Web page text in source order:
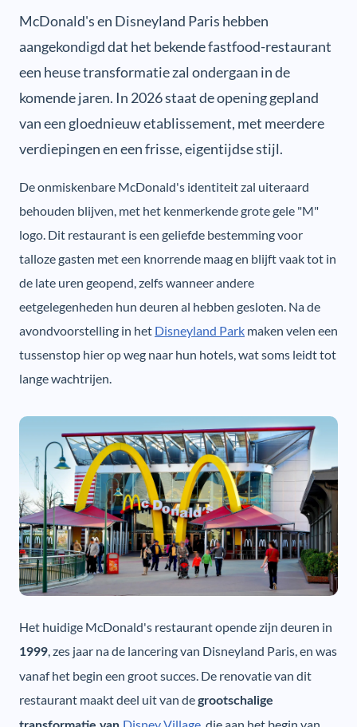
McDonald's en Disneyland Paris hebben
aangekondigd dat het bekende fastfood-restaurant
een heuse transformatie zal ondergaan in de
komende jaren. In 2026 staat de opening gepland
van een gloednieuw etablissement, met meerdere
verdiepingen en een frisse, eigentijdse stijl.
De onmiskenbare McDonald's identiteit zal uiteraard
behouden blijven, met het kenmerkende grote gele "M"
logo. Dit restaurant is een geliefde bestemming voor
talloze gasten met een knorrende maag en blijft vaak tot in
de late uren geopend, zelfs wanneer andere
eetgelegenheden hun deuren al hebben gesloten. Na de
avondvoorstelling in het Disneyland Park maken velen een
tussenstop hier op weg naar hun hotels, wat soms leidt tot
lange wachtrijen.
Het huidige McDonald's restaurant opende zijn deuren in
1999, zes jaar na de lancering van Disneyland Paris, en was
vanaf het begin een groot succes. De renovatie van dit
restaurant maakt deel uit van degrootschalige